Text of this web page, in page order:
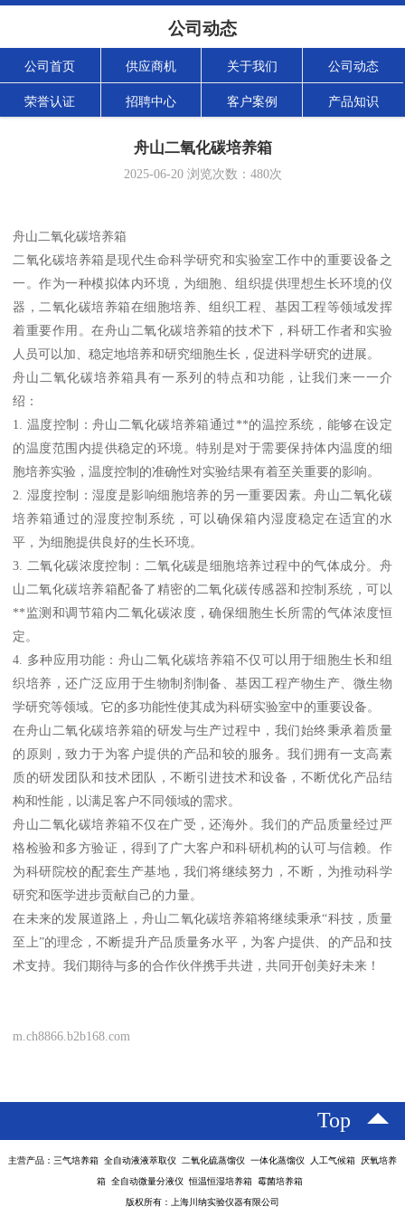
公司动态
公司首页 供应商机 关于我们 公司动态
荣誉认证 招聘中心 客户案例 产品知识
舟山二氧化碳培养箱
2025-06-20浏览次数： 480次
舟山二氧化碳培养箱
二氧化碳培养箱是现代生命科学研究和实验室工作中的重要设备之
一。作为一种模拟体内环境，为细胞、组织提供理想生长环境的仪
器，二氧化碳培养箱在细胞培养、组织工程、基因工程等领域发挥
着重要作用。在舟山二氧化碳培养箱的技术下，科研工作者和实验
人员可以加、稳定地培养和研究细胞生长，促进科学研究的进展。
舟山二氧化碳培养箱具有一系列的特点和功能，让我们来一一介
绍：
1. 温度控制：舟山二氧化碳培养箱通过**的温控系统，能够在设定
的温度范围内提供稳定的环境。特别是对于需要保持体内温度的细
胞培养实验，温度控制的准确性对实验结果有着至关重要的影响。
2. 湿度控制：湿度是影响细胞培养的另一重要因素。舟山二氧化碳
培养箱通过的湿度控制系统，可以确保箱内湿度稳定在适宜的水
平，为细胞提供良好的生长环境。
3. 二氧化碳浓度控制：二氧化碳是细胞培养过程中的气体成分。舟
山二氧化碳培养箱配备了精密的二氧化碳传感器和控制系统，可以
**监测和调节箱内二氧化碳浓度，确保细胞生长所需的气体浓度恒
定。
4. 多种应用功能：舟山二氧化碳培养箱不仅可以用于细胞生长和组
织培养，还广泛应用于生物制剂制备、基因工程产物生产、微生物
学研究等领域。它的多功能性使其成为科研实验室中的重要设备。
在舟山二氧化碳培养箱的研发与生产过程中，我们始终秉承着质量
的原则，致力于为客户提供的产品和较的服务。我们拥有一支高素
质的研发团队和技术团队，不断引进技术和设备，不断优化产品结
构和性能，以满足客户不同领域的需求。
舟山二氧化碳培养箱不仅在广受，还海外。我们的产品质量经过严
格检验和多方验证，得到了广大客户和科研机构的认可与信赖。作
为科研院校的配套生产基地，我们将继续努力，不断，为推动科学
研究和医学进步贡献自己的力量。
在未来的发展道路上，舟山二氧化碳培养箱将继续秉承“科技，质量
至上”的理念，不断提升产品质量务水平，为客户提供、的产品和技
术支持。我们期待与多的合作伙伴携手共进，共同开创美好未来！
m.ch8866.b2b168.com
Top
主营产品：三气培养箱 全自动液液萃取仪 二氧化硫蒸馏仪 一体化蒸馏仪 人工气候箱 厌氧培养
箱 全自动微量分液仪 恒温恒湿培养箱 霉菌培养箱
版权所有：上海川纳实验仪器有限公司